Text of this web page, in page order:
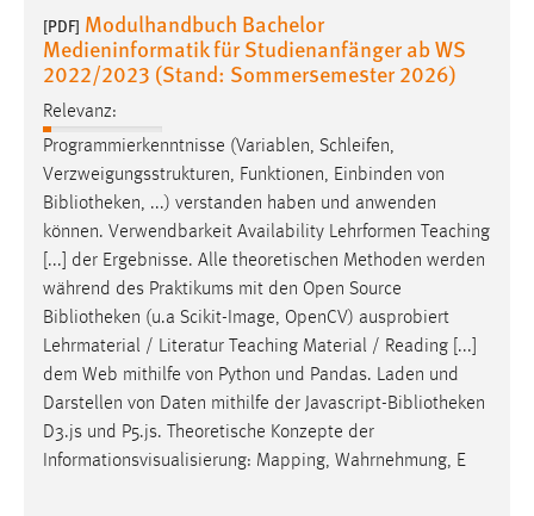
[PDF] Modulhandbuch Bachelor
Medieninformatik für Studienanfänger ab WS
2022/2023 (Stand: Sommersemester 2026)
Relevanz:
Programmierkenntnisse (Variablen, Schleifen,
Verzweigungsstrukturen, Funktionen, Einbinden von
Bibliotheken, ...) verstanden haben und anwenden
können. Verwendbarkeit Availability Lehrformen Teaching
[...] der Ergebnisse. Alle theoretischen Methoden werden
während des Praktikums mit den Open Source
Bibliotheken (u.a Scikit-Image, OpenCV) ausprobiert
Lehrmaterial / Literatur Teaching Material / Reading [...]
dem Web mithilfe von Python und Pandas. Laden und
Darstellen von Daten mithilfe der Javascript-Bibliotheken
D3.js und P5.js. Theoretische Konzepte der
Informationsvisualisierung: Mapping, Wahrnehmung, E